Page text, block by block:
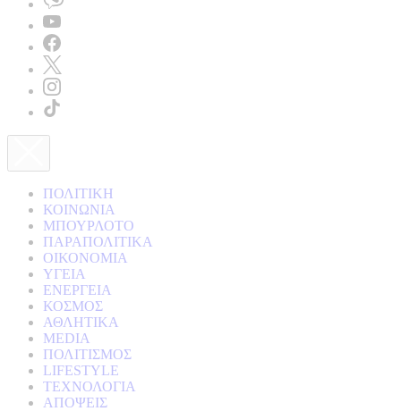
ΠΟΛΙΤΙΚΗ
ΚΟΙΝΩΝΙΑ
ΜΠΟΥΡΛΟΤΟ
ΠΑΡΑΠΟΛΙΤΙΚΑ
ΟΙΚΟΝΟΜΙΑ
ΥΓΕΙΑ
ΕΝΕΡΓΕΙΑ
ΚΟΣΜΟΣ
ΑΘΛΗΤΙΚΑ
MEDIA
ΠΟΛΙΤΙΣΜΟΣ
LIFESTYLE
ΤΕΧΝΟΛΟΓΙΑ
ΑΠΟΨΕΙΣ